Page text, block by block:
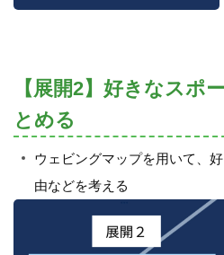
【展開2】好きなスポ
とめる
ウェビングマップを用いて、
由などを考える